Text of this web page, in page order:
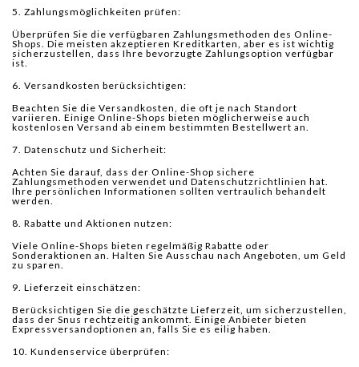
5. Zahlungsmöglichkeiten prüfen:
Überprüfen Sie die verfügbaren Zahlungsmethoden des Online-
Shops. Die meisten akzeptieren Kreditkarten, aber es ist wichtig
sicherzustellen, dass Ihre bevorzugte Zahlungsoption verfügbar
ist.
6. Versandkosten berücksichtigen:
Beachten Sie die Versandkosten, die oft je nach Standort
variieren. Einige Online-Shops bieten möglicherweise auch
kostenlosen Versand ab einem bestimmten Bestellwert an.
7. Datenschutz und Sicherheit:
Achten Sie darauf, dass der Online-Shop sichere
Zahlungsmethoden verwendet und Datenschutzrichtlinien hat.
Ihre persönlichen Informationen sollten vertraulich behandelt
werden.
8. Rabatte und Aktionen nutzen:
Viele Online-Shops bieten regelmäßig Rabatte oder
Sonderaktionen an. Halten Sie Ausschau nach Angeboten, um Geld
zu sparen.
9. Lieferzeit einschätzen:
Berücksichtigen Sie die geschätzte Lieferzeit, um sicherzustellen,
dass der Snus rechtzeitig ankommt. Einige Anbieter bieten
Expressversandoptionen an, falls Sie es eilig haben.
10. Kundenservice überprüfen: